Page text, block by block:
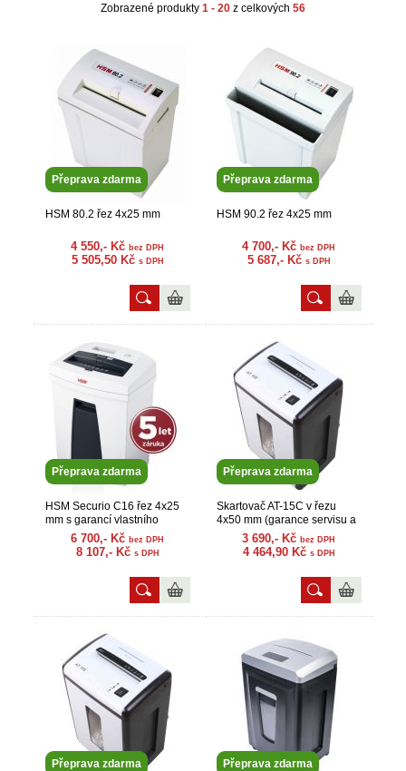
Zobrazené produkty 1 - 20 z celkových 56
Přeprava zdarma
HSM 80.2 řez 4x25 mm
4 550,- Kč bez DPH
5 505,50 Kč s DPH
Přeprava zdarma
HSM 90.2 řez 4x25 mm
4 700,- Kč bez DPH
5 687,- Kč s DPH
Přeprava zdarma
HSM Securio C16 řez 4x25
mm s garancí vlastního
servisu a náhradních dílů
6 700,- Kč bez DPH
8 107,- Kč s DPH
Přeprava zdarma
Skartovač AT-15C v řezu
4x50 mm (garance servisu a
náhr. dílů)3 690,- Kč bez DPH
4 464,90 Kč s DPH
Přeprava zdarma Přeprava zdarma